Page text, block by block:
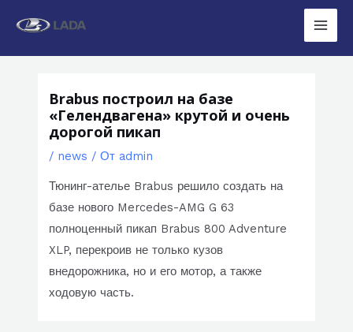
Main
Brabus построил на базе
«Гелендвагена» крутой и очень
дорогой пикап
/ news / От admin
Тюнинг-ателье Brabus решило создать на
базе нового Mercedes-AMG G 63
полноценный пикап Brabus 800 Adventure
XLP, перекроив не только кузов
внедорожника, но и его мотор, а также
ходовую часть.